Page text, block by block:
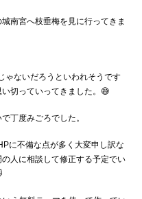
南宮へ枝垂梅を見に行ってきま
ないだろうといわれそうです
切っていってきました。😅
丁度みごろでした。
に不備な点が多く大変申し訳な
人に相談して修正する予定でい